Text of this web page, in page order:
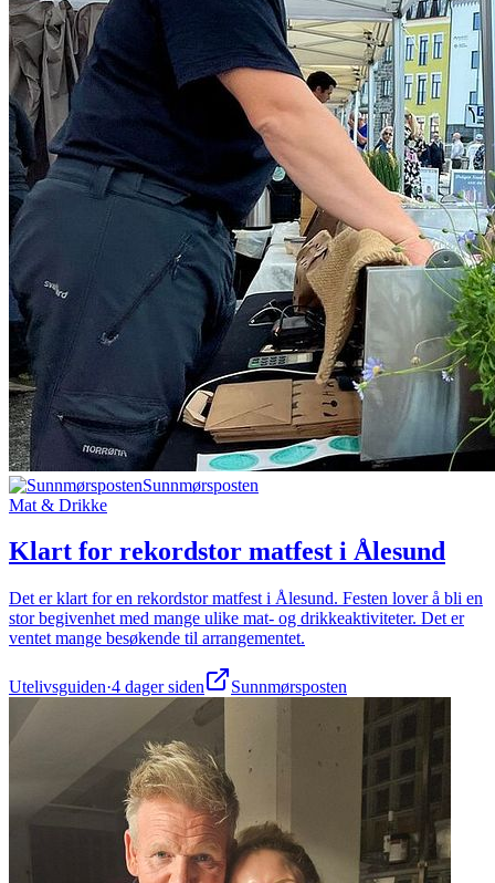
Sunnmørsposten
Mat & Drikke
Klart for rekordstor matfest i Ålesund
Det er klart for en rekordstor matfest i Ålesund. Festen lover å bli en
stor begivenhet med mange ulike mat- og drikkeaktiviteter. Det er
ventet mange besøkende til arrangementet.
Utelivsguiden·4 dager siden Sunnmørsposten